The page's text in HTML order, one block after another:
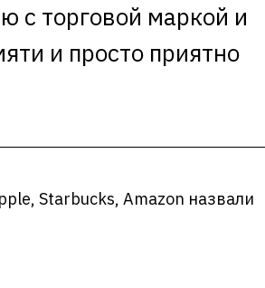
с торговой маркой и
и просто приятно
Starbucks, Amazon назвали